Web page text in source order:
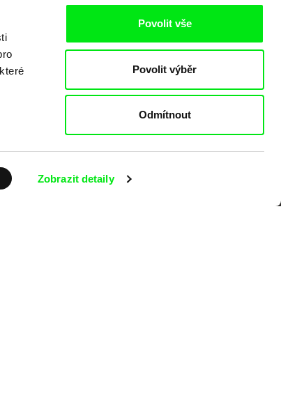
Zobrazit detaily
Povolit vše
Povolit výběr
Odmítnout